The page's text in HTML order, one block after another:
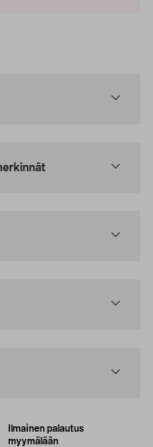
Ilmainen palautus
myymälään